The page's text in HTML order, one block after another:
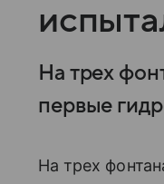
На трех
первые
На трех